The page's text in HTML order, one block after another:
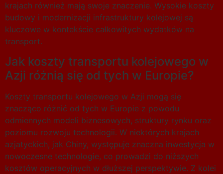
krajach również mają swoje znaczenie. Wysokie koszty
budowy i modernizacji infrastruktury kolejowej są
kluczowe w kontekście całkowitych wydatków na
transport.
Jak koszty transportu kolejowego w
Azji różnią się od tych w Europie?
Koszty transportu kolejowego w Azji mogą się
znacząco różnić od tych w Europie z powodu
odmiennych modeli biznesowych, struktury rynku oraz
poziomu rozwoju technologii. W niektórych krajach
azjatyckich, jak Chiny, występuje znaczna inwestycja w
nowoczesne technologie, co prowadzi do niższych
kosztów operacyjnych w dłuższej perspektywie. Z kolei